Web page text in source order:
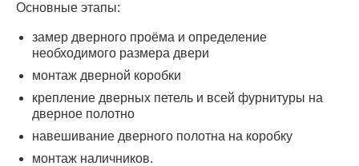
Основные этапы:
замер дверного проёма и определение
необходимого размера двери
монтаж дверной коробки
крепление дверных петель и всей фурнитуры на
дверное полотно
навешивание дверного полотна на коробку
монтаж наличников.